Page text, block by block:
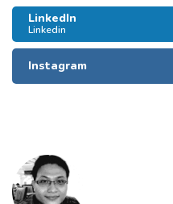
LinkedIn
Linkedin
Instagram